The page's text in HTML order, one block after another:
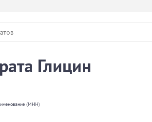
Глицин
(МНН)